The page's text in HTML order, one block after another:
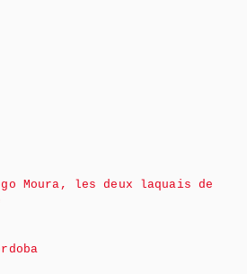
Moura, les deux laquais de